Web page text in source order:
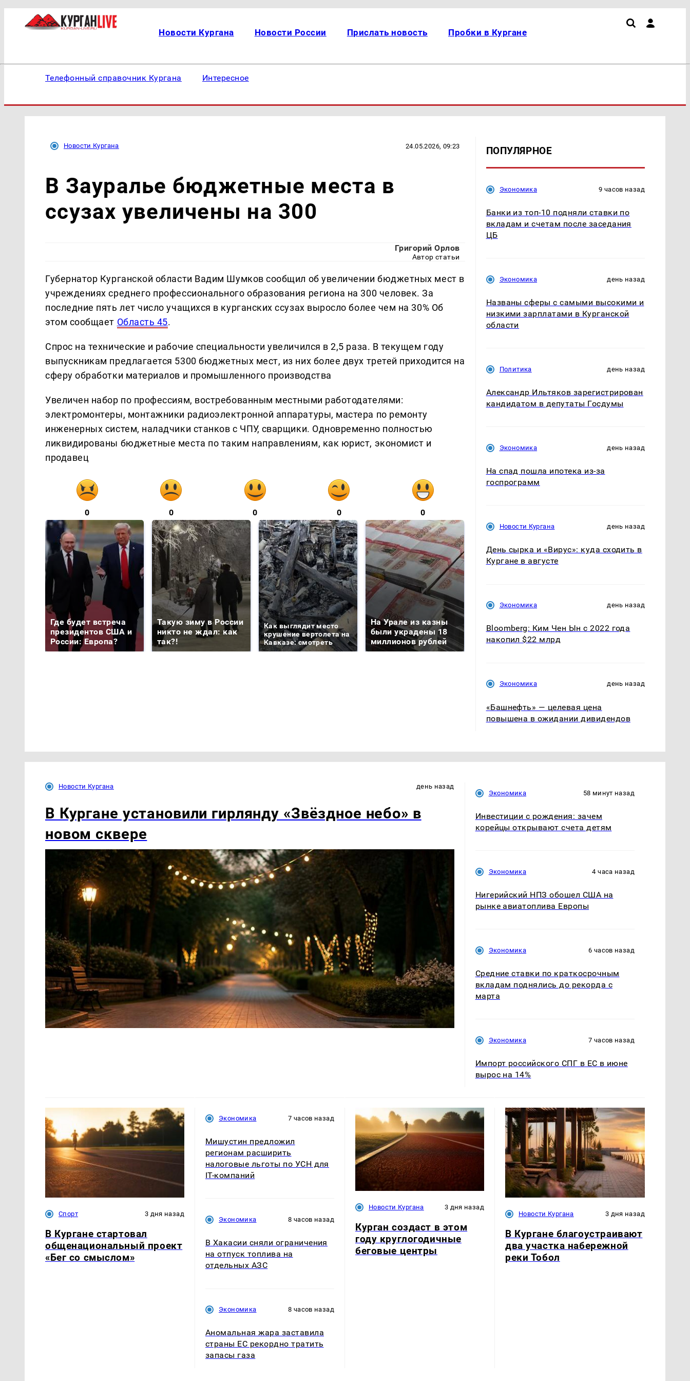
Новости Кургана Новости России Прислать новость Пробки в Кургане
Телефонный справочник Кургана Интересное
Новости Кургана 24.05.2026, 09:23
В Зауралье бюджетные места в
ссузах увеличены на 300
Григорий Орлов
Автор статьи
Губернатор Курганской области Вадим Шумков сообщил об увеличении бюджетных мест в
учреждениях среднего профессионального образования региона на 300 человек. За
последние пять лет число учащихся в курганских ссузах выросло более чем на 30% Об
этом сообщает Область 45.
Спрос на технические и рабочие специальности увеличился в 2,5 раза. В текущем году
выпускникам предлагается 5300 бюджетных мест, из них более двух третей приходится на
сферу обработки материалов и промышленного производства
Увеличен набор по профессиям, востребованным местными работодателями:
электромонтеры, монтажники радиоэлектронной аппаратуры, мастера по ремонту
инженерных систем, наладчики станков с ЧПУ, сварщики. Одновременно полностью
ликвидированы бюджетные места по таким направлениям, как юрист, экономист и
продавец
0 0 0 0 0
Где будет встреча
президентов США и
России: Европа?
Такую зиму в России
никто не ждал: как
так?!
Как выглядит место
крушение вертолета на
Кавказе: смотреть
На Урале из казны
были украдены 18
миллионов рублей
готовую еду из
магазина: список
жестокое убийство
ПОПУЛЯРНОЕ
Экономика 9 часов назад
Банки из топ-10 подняли ставки по
вкладам и счетам после заседания
ЦБ
Экономика день назад
Названы сферы с самыми высокими и
низкими зарплатами в Курганской
области
Политика день назад
Александр Ильтяков зарегистрирован
кандидатом в депутаты Госдумы
Экономика день назад
На спад пошла ипотека из-за
госпрограмм
Новости Кургана день назад
День сырка и «Вирус»: куда сходить в
Кургане в августе
Экономика день назад
Bloomberg: Ким Чен Ын с 2022 года
накопил $22 млрд
Экономика день назад
«Башнефть» — целевая цена
повышена в ожидании дивидендов
Новости Кургана день назад
В Кургане установили гирлянду «Звёздное небо» в
новом сквере
Экономика 58 минут назад
Инвестиции с рождения: зачем
корейцы открывают счета детям
Экономика 4 часа назад
Нигерийский НПЗ обошел США на
рынке авиатоплива Европы
Экономика 6 часов назад
Средние ставки по краткосрочным
вкладам поднялись до рекорда с
марта
Экономика 7 часов назад
Импорт российского СПГ в ЕС в июне
вырос на 14%
Спорт 3 дня назад
В Кургане стартовал
общенациональный проект
«Бег со смыслом»
Экономика 7 часов назад
Мишустин предложил
регионам расширить
налоговые льготы по УСН для
IT-компаний
Экономика 8 часов назад
В Хакасии сняли ограничения
на отпуск топлива на
отдельных АЗС
Экономика 8 часов назад
Аномальная жара заставила
страны ЕС рекордно тратить
запасы газа
Новости Кургана 3 дня назад
Курган создаст в этом
году круглогодичные
беговые центры
Новости Кургана 3 дня назад
В Кургане благоустраивают
два участка набережной
реки Тобол